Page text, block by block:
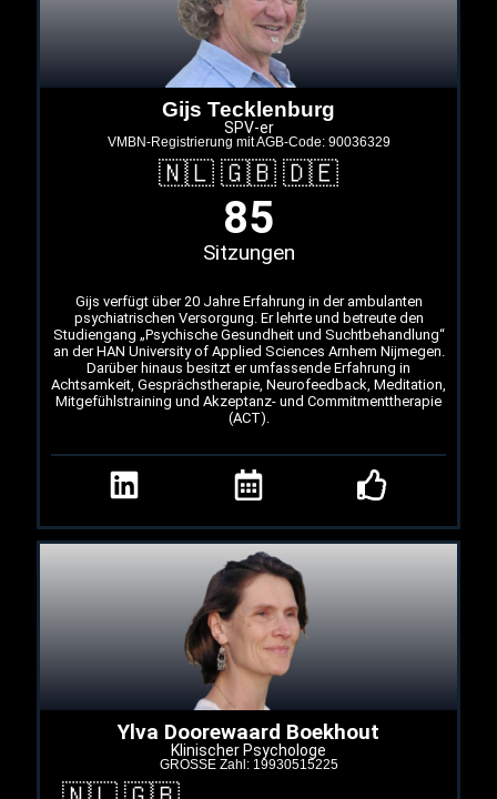
Gijs Tecklenburg
SPV-er
VMBN-Registrierung mit AGB-Code: 90036329
🇳🇱 🇬🇧 🇩🇪
Sitzungen
85
Gijs verfügt über 20 Jahre Erfahrung in der ambulanten
psychiatrischen Versorgung. Er lehrte und betreute den
Studiengang „Psychische Gesundheit und Suchtbehandlung“
an der HAN University of Applied Sciences Arnhem Nijmegen.
Darüber hinaus besitzt er umfassende Erfahrung in
Achtsamkeit, Gesprächstherapie, Neurofeedback, Meditation,
Mitgefühlstraining und Akzeptanz- und Commitmenttherapie
(ACT).
Ylva Doorewaard Boekhout
Klinischer Psychologe
GROSSE Zahl: 19930515225